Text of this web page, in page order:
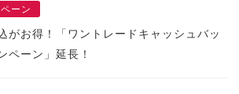
ーン
がお得！「ワントレードキャッシュバッ
ペーン」延長！